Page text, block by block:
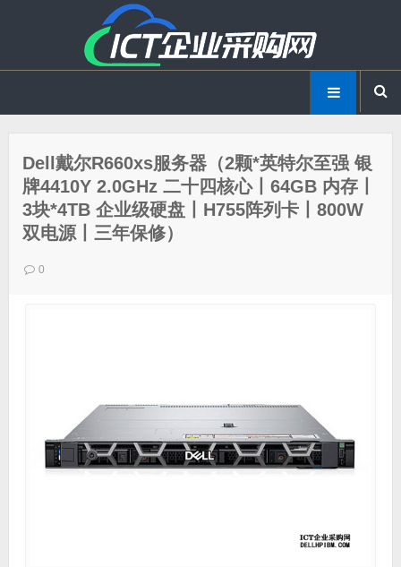
Dell戴尔R660xs服务器（2颗*英特尔至强 银
牌4410Y 2.0GHz 二十四核心丨64GB 内存丨
3块*4TB 企业级硬盘丨H755阵列卡丨800W
双电源丨三年保修）
0